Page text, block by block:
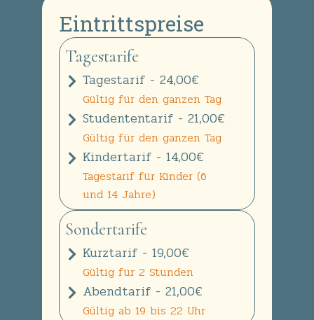
Eintrittspreise
Tagestarife
Tagestarif - 24,00€
Gültig für den ganzen Tag
Studententarif - 21,00€
Gültig für den ganzen Tag
Kindertarif - 14,00€
Tagestarif für Kinder (6
und 14 Jahre)
Sondertarife
Kurztarif - 19,00€
Gültig für 2 Stunden
Abendtarif - 21,00€
Gültig ab 19 bis 22 Uhr